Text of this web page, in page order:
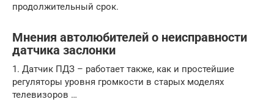
продолжительный срок.
Мнения автолюбителей о неисправности
датчика заслонки
1. Датчик ПДЗ – работает также, как и простейшие
регуляторы уровня громкости в старых моделях
телевизоров …